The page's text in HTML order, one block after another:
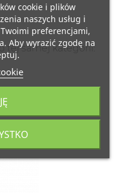
tej samej kategorii:
cookie i plików
naszych usług i
preferencjami,
Aby wyrazić zgodę na